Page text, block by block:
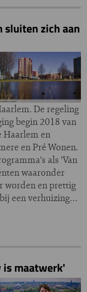
sluiten zich aan
De regeling
begin 2018 van
Haarlem en
en Pré Wonen.
als 'Van
waaronder
worden en prettig
een verhuizing…
is maatwerk'